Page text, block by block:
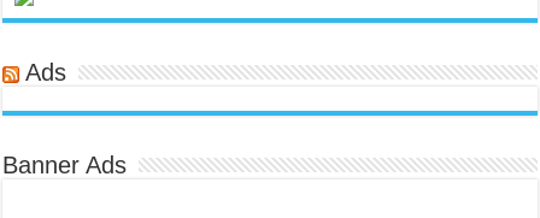
Ads
Banner Ads